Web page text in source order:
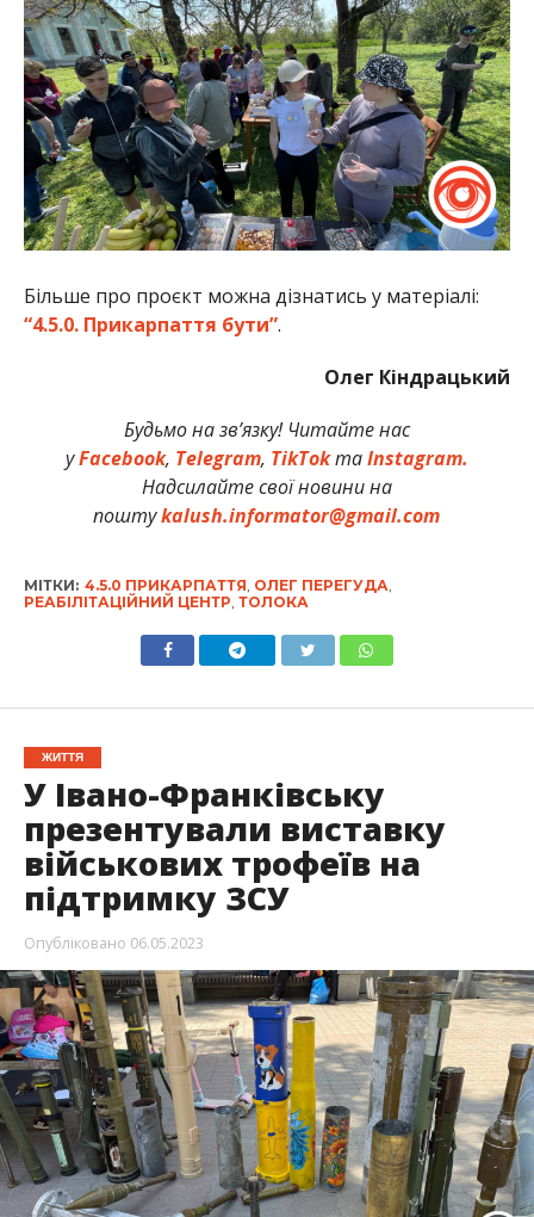
Більше про проєкт можна дізнатись у матеріалі:
“4.5.0. Прикарпаття бути”.
Олег Кіндрацький
Будьмо на зв’язку! Читайте нас
уFacebook, Telegram, TikTokтаInstagram.
Надсилайте свої новини на
поштуkalush.informator@gmail.com
МІТКИ: 4.5.0 ПРИКАРПАТТЯ ОЛЕГ ПЕРЕГУДА
РЕАБІЛІТАЦІЙНИЙ ЦЕНТР ТОЛОКА
ЖИТТЯ
У Івано-Франківську
презентували виставку
військових трофеїв на
підтримку ЗСУ
Опубліковано 06.05.2023